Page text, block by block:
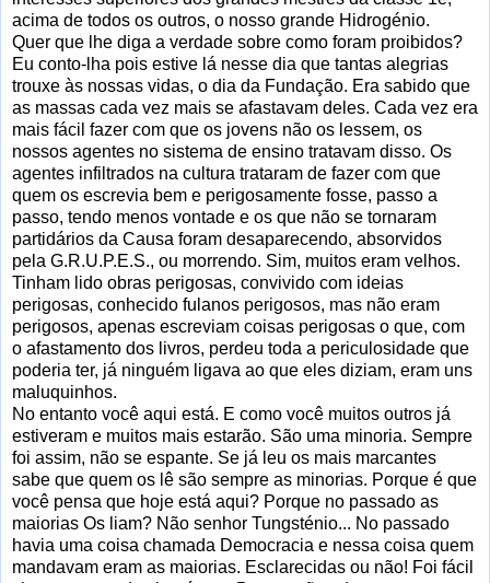
acima de todos os outros, o nosso grande Hidrogénio.
Quer que lhe diga a verdade sobre como foram proibidos?
Eu conto-lha pois estive lá nesse dia que tantas alegrias
trouxe às nossas vidas, o dia da Fundação. Era sabido que
as massas cada vez mais se afastavam deles. Cada vez era
mais fácil fazer com que os jovens não os lessem, os
nossos agentes no sistema de ensino tratavam disso. Os
agentes infiltrados na cultura trataram de fazer com que
quem os escrevia bem e perigosamente fosse, passo a
passo, tendo menos vontade e os que não se tornaram
partidários da Causa foram desaparecendo, absorvidos
pela G.R.U.P.E.S., ou morrendo. Sim, muitos eram velhos.
Tinham lido obras perigosas, convivido com ideias
perigosas, conhecido fulanos perigosos, mas não eram
perigosos, apenas escreviam coisas perigosas o que, com
o afastamento dos livros, perdeu toda a periculosidade que
poderia ter, já ninguém ligava ao que eles diziam, eram uns
maluquinhos.
No entanto você aqui está. E como você muitos outros já
estiveram e muitos mais estarão. São uma minoria. Sempre
foi assim, não se espante. Se já leu os mais marcantes
sabe que quem os lê são sempre as minorias. Porque é que
você pensa que hoje está aqui? Porque no passado as
maiorias Os liam? Não senhor Tungsténio... No passado
havia uma coisa chamada Democracia e nessa coisa quem
mandavam eram as maiorias. Esclarecidas ou não! Foi fácil